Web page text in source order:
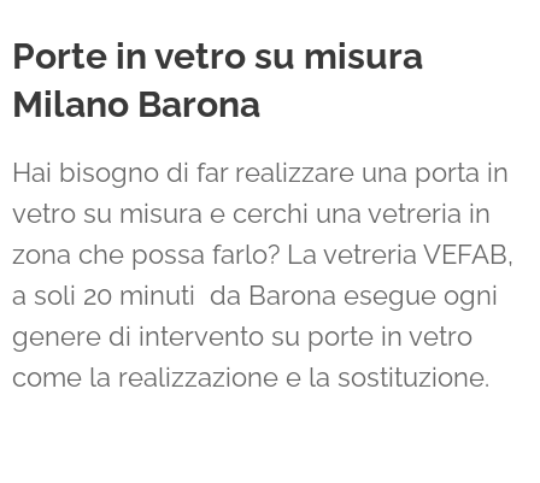
Porte in vetro su misura
Milano Barona
Hai bisogno di far realizzare una porta in
vetro su misura e cerchi una vetreria in
zona che possa farlo? La vetreria VEFAB,
a soli 20 minuti da Barona esegue ogni
genere di intervento su porte in vetro
come la realizzazione e la sostituzione.